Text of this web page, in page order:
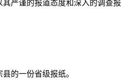
严谨的报道态度和深入的调查报
的一份省级报纸。